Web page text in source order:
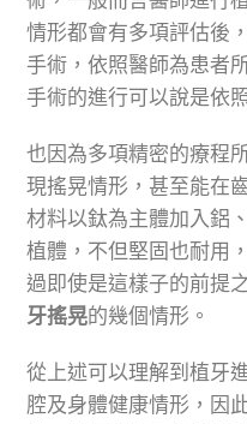
情形都會有多項評估後
手術，依照醫師為患者
手術的進行可以說是依
也因為多項精密的療程
現搖晃情形，甚至能在
材料以鈦為主體加入鋁
植體，不但堅固也耐用
過即使是這樣子的前提
牙搖晃的幾個情形。
從上述可以理解到植牙
腔及身體健康情形，因